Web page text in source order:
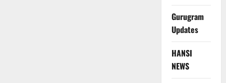
Gurugram
Updates
HANSI
NEWS